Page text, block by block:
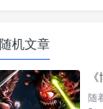
随机文章
随